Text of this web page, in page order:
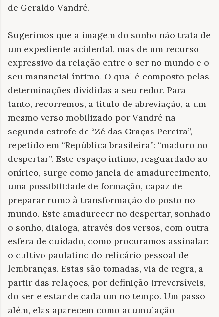
de Geraldo Vandré.
Sugerimos que a imagem do sonho não trata de
um expediente acidental, mas de um recurso
expressivo da relação entre o ser no mundo e o
seu manancial íntimo. O qual é composto pelas
determinações divididas a seu redor. Para
tanto, recorremos, a título de abreviação, a um
mesmo verso mobilizado por Vandré na
segunda estrofe de “Zé das Graças Pereira”,
repetido em “República brasileira”: “maduro no
despertar”. Este espaço íntimo, resguardado ao
onírico, surge como janela de amadurecimento,
uma possibilidade de formação, capaz de
preparar rumo à transformação do posto no
mundo. Este amadurecer no despertar, sonhado
o sonho, dialoga, através dos versos, com outra
esfera de cuidado, como procuramos assinalar:
o cultivo paulatino do relicário pessoal de
lembranças. Estas são tomadas, via de regra, a
partir das relações, por definição irreversíveis,
do ser e estar de cada um no tempo. Um passo
além, elas aparecem como acumulação